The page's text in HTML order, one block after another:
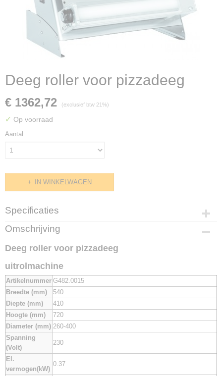
Deeg roller voor pizzadeeg
€ 1362,72 (exclusief btw 21%)
✓ Op voorraad
Aantal
IN WINKELWAGEN
Specificaties
Productcode
Omschrijving
Deeg roller voor pizzadeeg
uitrolmachine
Artikelnummer G482.0015
Breedte (mm)
540
Diepte (mm)
410
Hoogte (mm)
720
Diameter (mm) 260-400
Spanning
(Volt)
230
El.
vermogen(kW)
0.37